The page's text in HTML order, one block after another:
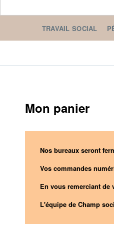
TRAVAIL SOCIAL
Mon panier
Nos bureaux seront
Vos commandes
En vous remerciant de
L'équipe de Champ